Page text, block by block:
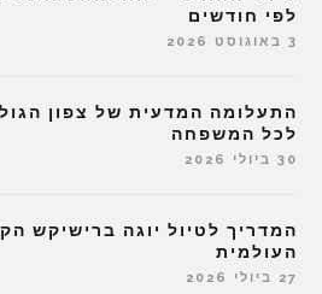
לפי חודשים
3 באוגוסט 2026
התעלומה המדעית של צפון
לכל המשפחה
30 ביולי 2026
המדריך לטיול יוגה ברישיקש
העולמית
27 ביולי 2026